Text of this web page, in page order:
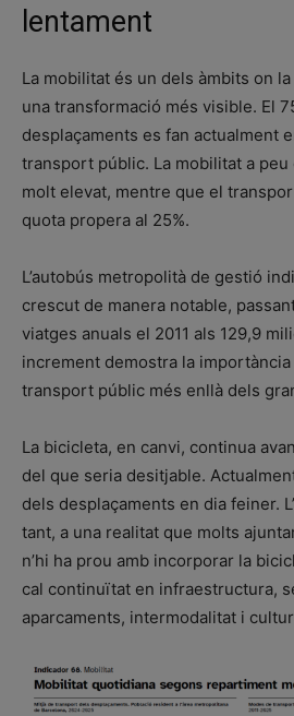
lentament
La mobilitat és un dels àmbits on
una transformació més visible. El
desplaçaments es fan actualment
transport públic. La mobilitat a
molt elevat, mentre que el
quota propera al 25%.
L’autobús metropolità de gestió
crescut de manera notable,
viatges anuals el 2011 als 129,9
increment demostra la
transport públic més enllà dels
La bicicleta, en canvi, continua
del que seria desitjable.
dels desplaçaments en dia feiner.
tant, a una realitat que molts
n’hi ha prou amb incorporar la
cal continuïtat en infraestructura,
aparcaments, intermodalitat i